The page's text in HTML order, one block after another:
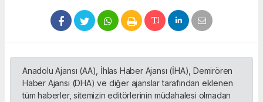
Anadolu Ajansı (AA), İhlas Haber Ajansı (İHA), Demirören
Haber Ajansı (DHA) ve diğer ajanslar tarafından eklenen
tüm haberler, sitemizin editörlerinin müdahalesi olmadan